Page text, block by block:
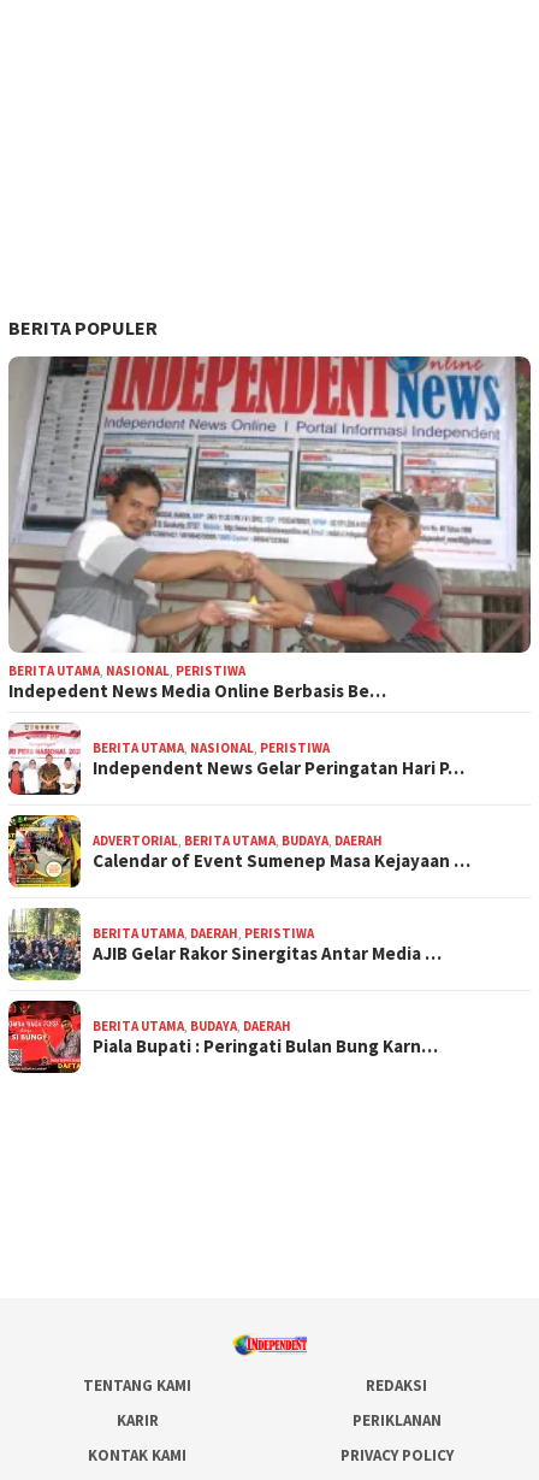
BERITA POPULER
BERITA UTAMA NASIONAL PERISTIWA
Indepedent News Media Online Berbasis Be…
BERITA UTAMA NASIONAL PERISTIWA
Independent News Gelar Peringatan Hari P…
ADVERTORIAL BERITA UTAMA BUDAYA DAERAH
Calendar of Event Sumenep Masa Kejayaan …
BERITA UTAMA DAERAH PERISTIWA
AJIB Gelar Rakor Sinergitas Antar Media …
BERITA UTAMA BUDAYA DAERAH
Piala Bupati : Peringati Bulan Bung Karn…
TENTANG KAMI
REDAKSI
KARIR
PERIKLANAN
KONTAK KAMI
PRIVACY POLICY